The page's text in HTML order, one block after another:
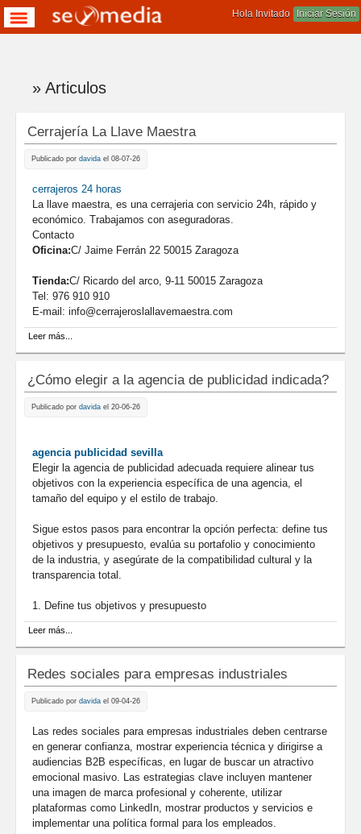
Iniciar Sesión
Hola Invitado
Te encuentras aqui
» Articulos
Cerrajería La Llave Maestra
Publicado por davida el 08-07-26
cerrajeros 24 horas
La llave maestra, es una cerrajeria con servicio 24h, rápido y
económico. Trabajamos con aseguradoras.
Contacto
Oficina:C/ Jaime Ferrán 22 50015 Zaragoza
Tienda:C/ Ricardo del arco, 9-11 50015 Zaragoza
Tel: 976 910 910
E-mail: info@cerrajeroslallavemaestra.com
Leer más...
¿Cómo elegir a la agencia de publicidad indicada?
Publicado por davida el 20-06-26
agencia publicidad sevilla
Elegir la agencia de publicidad adecuada requiere alinear tus
objetivos con la experiencia específica de una agencia, el
tamaño del equipo y el estilo de trabajo.
Sigue estos pasos para encontrar la opción perfecta: define tus
objetivos y presupuesto, evalúa su portafolio y conocimiento
de la industria, y asegúrate de la compatibilidad cultural y la
transparencia total.
1. Define tus objetivos y presupuesto
Leer más...
Redes sociales para empresas industriales
Publicado por davida el 09-04-26
Las redes sociales para empresas industriales deben centrarse
en generar confianza, mostrar experiencia técnica y dirigirse a
audiencias B2B específicas, en lugar de buscar un atractivo
emocional masivo. Las estrategias clave incluyen mantener
una imagen de marca profesional y coherente, utilizar
plataformas como LinkedIn, mostrar productos y servicios e
implementar una política formal para los empleados.